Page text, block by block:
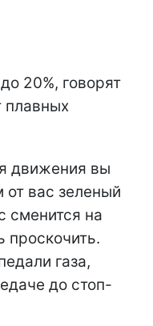
20%, говорят
плавных
движения вы
от вас зеленый
сменится на
проскочить.
газа,
до стоп-